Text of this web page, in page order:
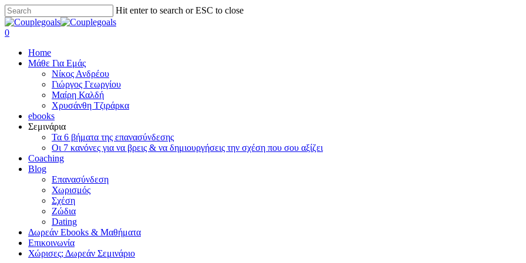
Skip
to
main
Hit enter to search or ESC to close
Close
Search
search
0
Home
Μάθε Για Εμάς
Νίκος Ανδρέου
Γιώργος Γεωργίου
Μαίρη Καλδή
Χρυσάνθη Τζιράρκα
ebooks
Σεμινάρια
Τα 6 βήματα της επανασύνδεσης
Οι 7 κανόνες για να βρεις & να δημιουργήσεις την σχέση που σου αξίζει
Coaching
Blog
Επανασύνδεση
Χωρισμός
Σχέση
Ζώδια
Dating
Δωρεάν Ebooks & Μαθήματα
Επικοινωνία
Χώρισες; Δωρεάν Σεμινάριο